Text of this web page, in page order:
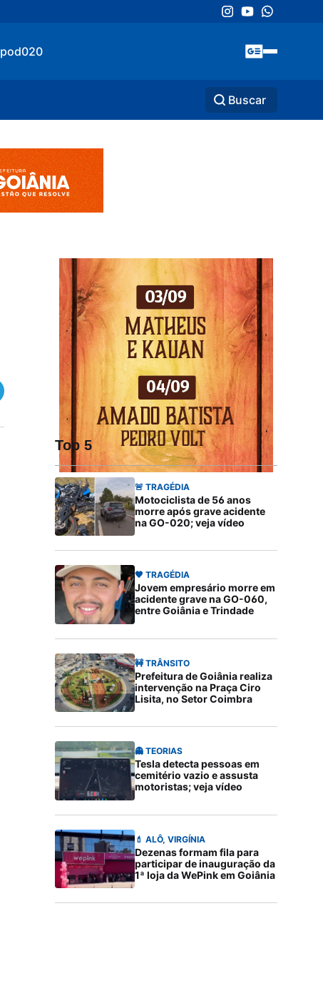
pod020
Buscar
Top 5
🚨 TRAGÉDIA
Motociclista de 56 anos
morre após grave acidente
na GO-020; veja vídeo
🖤 TRAGÉDIA
Jovem empresário morre em
acidente grave na GO-060,
entre Goiânia e Trindade
🚧 TRÂNSITO
Prefeitura de Goiânia realiza
intervenção na Praça Ciro
Lisita, no Setor Coimbra
👻 TEORIAS
Tesla detecta pessoas em
cemitério vazio e assusta
motoristas; veja vídeo
💄 ALÔ, VIRGÍNIA
Dezenas formam fila para
participar de inauguração da
1ª loja da WePink em Goiânia